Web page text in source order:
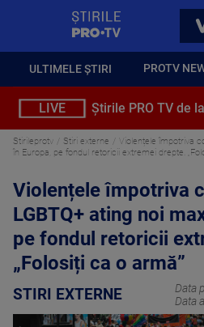
ULTIMELE ȘTIRI PROTV
LIVE Știrile PRO TV de
Stirileprotv Stiri externe
Violențele împotriva
în Europa, pe fondul retoricii extremei drepte.
Violențele împotriva
LGBTQ+ ating noi
pe fondul retoricii
„Folosiți ca o armă”
STIRI EXTERNE Data
Data